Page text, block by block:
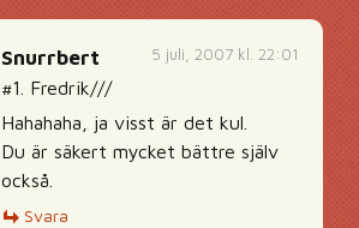
5 juli, 2007 kl. 22:01
Snurrbert
#1. Fredrik///
Hahahaha, ja visst är det kul.
Du är säkert mycket bättre själv
också.
Svara